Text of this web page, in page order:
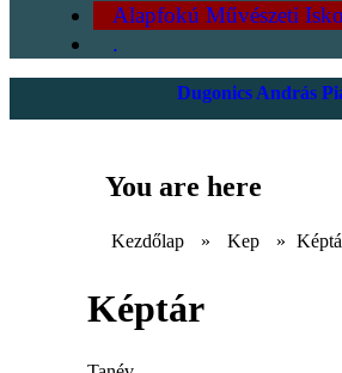
Alapfokú Művészeti
.
Dugonics András
You are here
Kezdőlap » Kep »
Képtár